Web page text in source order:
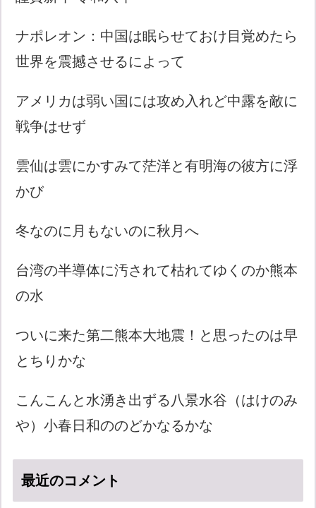
ナポレオン：中国は眠らせておけ目覚めたら
世界を震撼させるによって
アメリカは弱い国には攻め入れど中露を敵に
戦争はせず
雲仙は雲にかすみて茫洋と有明海の彼方に浮
かび
冬なのに月もないのに秋月へ
台湾の半導体に汚されて枯れてゆくのか熊本
の水
ついに来た第二熊本大地震！と思ったのは早
とちりかな
こんこんと水湧き出ずる八景水谷（はけのみ
や）小春日和ののどかなるかな
最近のコメント